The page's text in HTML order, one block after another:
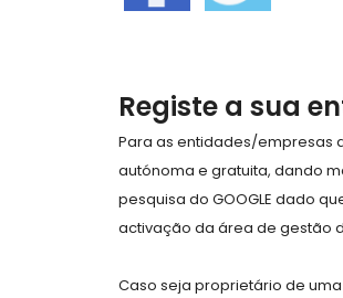
Registe a sua
Para as entidades/empresas
autónoma e gratuita, dando
pesquisa do GOOGLE dado
activação da área de gestão
Caso seja proprietário de